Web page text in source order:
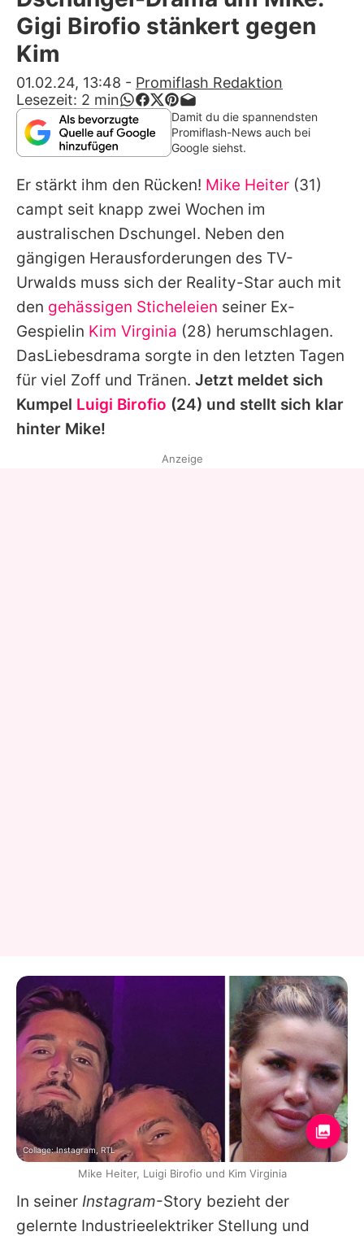
Alle Themen auf Promiflash
App runterladen
Team
Redaktionelle Richtlinien
Impressum
Datenschutzerklärung
Nutzungsbedingungen
Utiq verwalten
Gigi Birofio stänkert gegen
Kim
01.02.24, 13:48 - Promiflash Redaktion
Lesezeit: 2 min
Damit du die spannendsten
Promiflash-News auch bei
Google siehst.
Er stärkt ihm den Rücken! Mike Heiter (31)
campt seit knapp zwei Wochen im
australischen Dschungel. Neben den
gängigen Herausforderungen des TV-
Urwalds muss sich der Reality-Star auch mit
den gehässigen Sticheleien seiner Ex-
Gespielin Kim Virginia (28) herumschlagen.
DasLiebesdrama sorgte in den letzten Tagen
für viel Zoff und Tränen. Jetzt meldet sich
Kumpel Luigi Birofio (24) und stellt sich klar
hinter Mike!
In seiner Instagram-Story bezieht der
gelernte Industrieelektriker Stellung und
Anzeige
Collage: Instagram, RTL
Mike Heiter, Luigi Birofio und Kim Virginia